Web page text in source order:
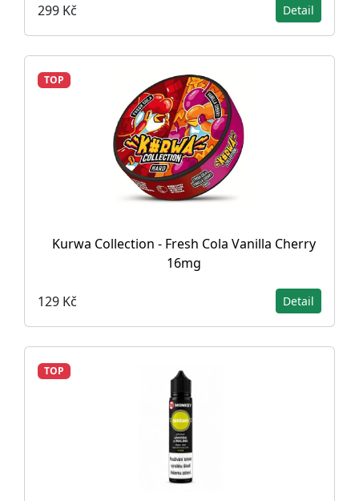
299 Kč Detail
TOP
Kurwa Collection - Fresh Cola Vanilla Cherry
16mg
129 Kč Detail
TOP